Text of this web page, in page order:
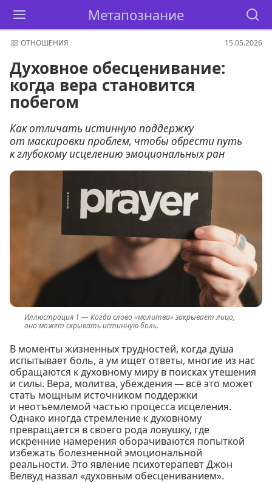
Метапознание
ОТНОШЕНИЯ 15.05.2026
Духовное обесценивание:
когда вера становится
побегом
Как отличать истинную поддержку
от маскировки проблем, чтобы обрести путь
к глубокому исцелению эмоциональных ран
Когда слово «молитва» закрывает лицо,
оно может скрывать истинную боль.
В моменты жизненных трудностей, когда душа
испытывает боль, а ум ищет ответы, многие из нас
обращаются к духовному миру в поисках утешения
и силы. Вера, молитва, убеждения — всё это может
стать мощным источником поддержки
и неотъемлемой частью процесса исцеления.
Однако иногда стремление к духовному
превращается в своего рода ловушку, где
искренние намерения оборачиваются попыткой
избежать болезненной эмоциональной
реальности. Это явление психотерапевт Джон
Велвуд назвал «духовным обесцениванием».